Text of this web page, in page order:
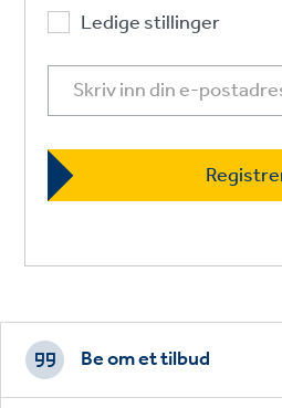
Ledige stillinger
Footer
CTAs
Be om et tilbud